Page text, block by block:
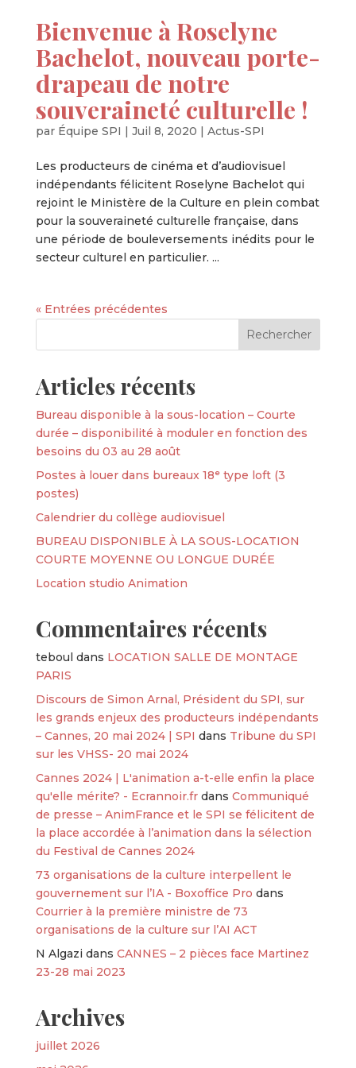
Bienvenue à Roselyne
Bachelot, nouveau porte-
drapeau de notre
souveraineté culturelle !
par Équipe SPI | Juil 8, 2020 | Actus-SPI
Les producteurs de cinéma et d’audiovisuel
indépendants félicitent Roselyne Bachelot qui
rejoint le Ministère de la Culture en plein combat
pour la souveraineté culturelle française, dans
une période de bouleversements inédits pour le
secteur culturel en particulier. ...
« Entrées précédentes
Articles récents
Bureau disponible à la sous-location – Courte
durée – disponibilité à moduler en fonction des
besoins du 03 au 28 août
Postes à louer dans bureaux 18ᵉ type loft (3
postes)
Calendrier du collège audiovisuel
BUREAU DISPONIBLE À LA SOUS-LOCATION
COURTE MOYENNE OU LONGUE DURÉE
Location studio Animation
Commentaires récents
teboul dans LOCATION SALLE DE MONTAGE
PARIS
Discours de Simon Arnal, Président du SPI, sur
les grands enjeux des producteurs indépendants
– Cannes, 20 mai 2024 | SPI dans Tribune du SPI
sur les VHSS- 20 mai 2024
Cannes 2024 | L'animation a-t-elle enfin la place
qu'elle mérite? - Ecrannoir.frdans Communiqué
de presse – AnimFrance et le SPI se félicitent de
la place accordée à l’animation dans la sélection
du Festival de Cannes 2024
73 organisations de la culture interpellent le
gouvernement sur l’IA - Boxoffice Pro dans
Courrier à la première ministre de 73
organisations de la culture sur l’AI ACT
N Algazi dans CANNES – 2 pièces face Martinez
23-28 mai 2023
Archives
juillet 2026